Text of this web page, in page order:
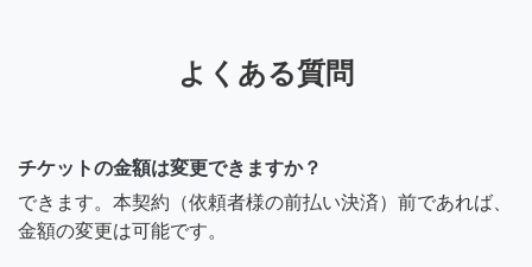
よくある質問
チケットの金額は変更できますか？
できます。本契約（依頼者様の前払い決済）前であれば、
金額の変更は可能です。